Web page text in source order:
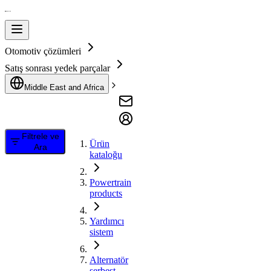
Otomotiv çözümleri
Satış sonrası yedek parçalar
Middle East and Africa
Filtrele ve
Ara
Ürün
kataloğu
Powertrain
products
Yardımcı
sistem
Alternatör